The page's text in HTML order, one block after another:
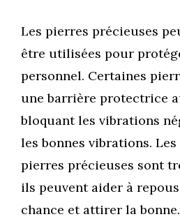
Les pierres précieuses
être utilisées pour
personnel. Certaines
une barrière protectrice
bloquant les vibrations
les bonnes vibrations. Les
pierres précieuses sont
ils peuvent aider à
chance et attirer la bonne.